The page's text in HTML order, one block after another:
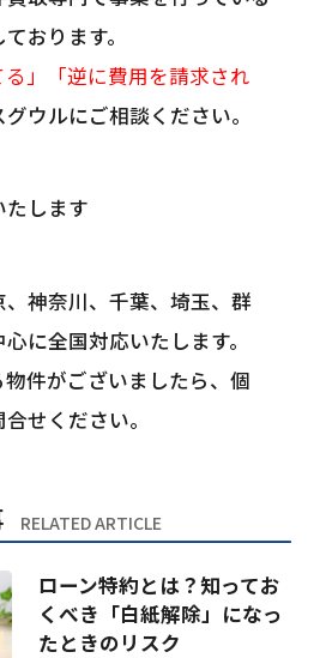
おります。
る」「逆に費用を請求され
ウルにご相談ください。
します
神奈川、千葉、埼玉、群
に全国対応いたします。
件がございましたら、個
せください。
RELATED ARTICLE
ローン特約とは？知ってお
くべき「白紙解除」になっ
たときのリスク